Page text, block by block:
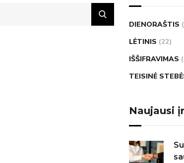
DIENORAŠTIS
LĖTINIS (22)
IŠŠIFRAVIMAS
TEISINĖ
Naujausi